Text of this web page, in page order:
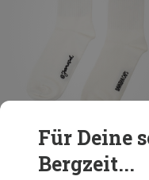
36|37|38|39|40
Für Deine
Bergzeit...